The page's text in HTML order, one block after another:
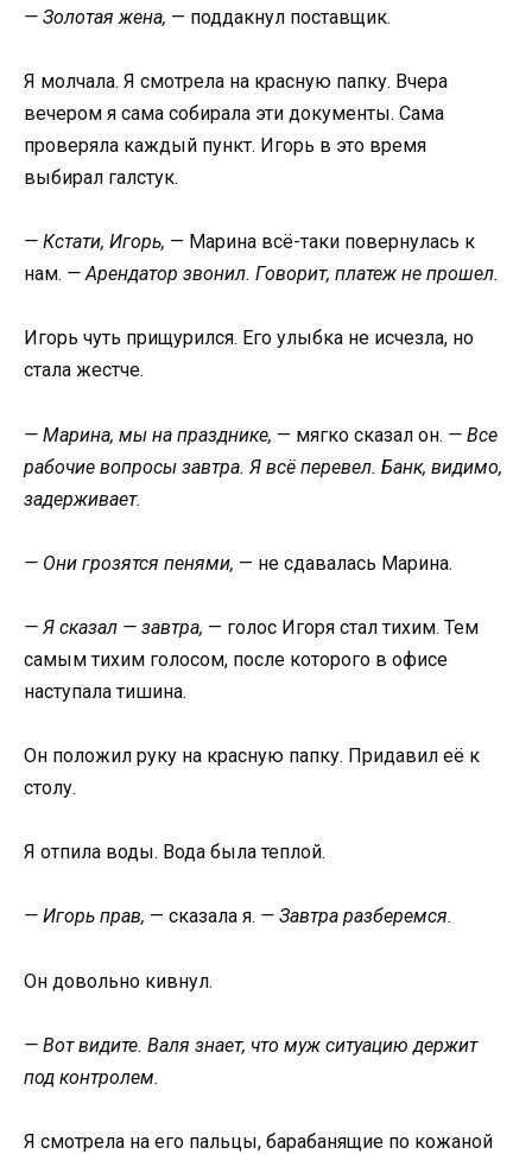
— Золотая жена, — поддакнул поставщик.
Я молчала. Я смотрела на красную папку. Вчера
вечером я сама собирала эти документы. Сама
проверяла каждый пункт. Игорь в это время
выбирал галстук.
— Кстати, Игорь, — Марина всё-таки повернулась к
нам. — Арендатор звонил. Говорит, платеж не прошел.
Игорь чуть прищурился. Его улыбка не исчезла, но
стала жестче.
— Марина, мы на празднике, — мягко сказал он. — Все
рабочие вопросы завтра. Я всё перевел. Банк, видимо,
задерживает.
— Они грозятся пенями, — не сдавалась Марина.
— Я сказал — завтра, — голос Игоря стал тихим. Тем
самым тихим голосом, после которого в офисе
наступала тишина.
Он положил руку на красную папку. Придавил её к
столу.
Я отпила воды. Вода была теплой.
— Игорь прав, — сказала я. — Завтра разберемся.
Он довольно кивнул.
— Вот видите. Валя знает, что муж ситуацию держит
под контролем.
Я смотрела на его пальцы, барабанящие по кожаной